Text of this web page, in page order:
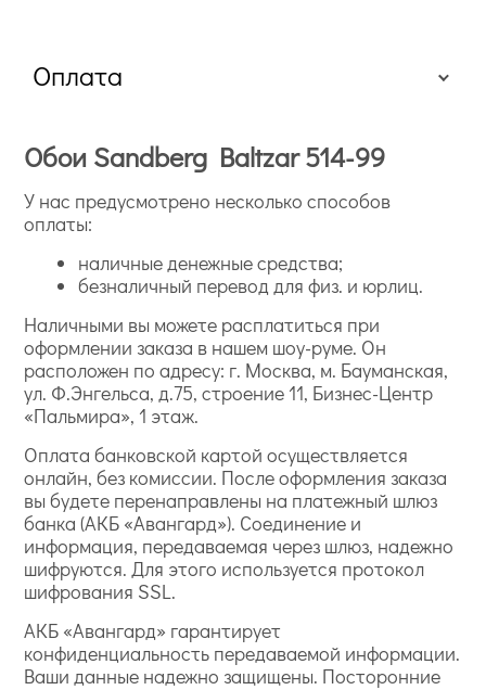
Оплата
Обои Sandberg Baltzar 514-99
У нас предусмотрено несколько способов
оплаты:
наличные денежные средства;
безналичный перевод для физ. и юрлиц.
Наличными вы можете расплатиться при
оформлении заказа в нашем шоу-руме. Он
расположен по адресу: г. Москва, м. Бауманская,
ул. Ф.Энгельса, д.75, строение 11, Бизнес-Центр
«Пальмира», 1 этаж.
Оплата банковской картой осуществляется
онлайн, без комиссии. После оформления заказа
вы будете перенаправлены на платежный шлюз
банка (АКБ «Авангард»). Соединение и
информация, передаваемая через шлюз, надежно
шифруются. Для этого используется протокол
шифрования SSL.
АКБ «Авангард» гарантирует
конфиденциальность передаваемой информации.
Ваши данные надежно защищены. Посторонние